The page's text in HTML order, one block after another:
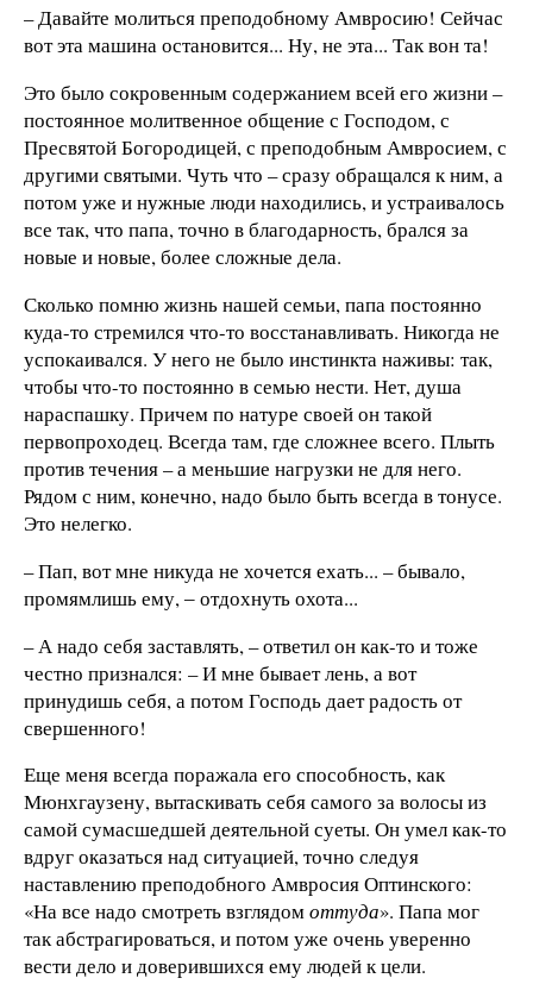
– Давайте молиться преподобному Амвросию! Сейчас
вот эта машина остановится... Ну, не эта... Так вон та!
Это было сокровенным содержанием всей его жизни –
постоянное молитвенное общение с Господом, с
Пресвятой Богородицей, с преподобным Амвросием, с
другими святыми. Чуть что – сразу обращался к ним, а
потом уже и нужные люди находились, и устраивалось
все так, что папа, точно в благодарность, брался за
новые и новые, более сложные дела.
Сколько помню жизнь нашей семьи, папа постоянно
куда-то стремился что-то восстанавливать. Никогда не
успокаивался. У него не было инстинкта наживы: так,
чтобы что-то постоянно в семью нести. Нет, душа
нараспашку. Причем по натуре своей он такой
первопроходец. Всегда там, где сложнее всего. Плыть
против течения – а меньшие нагрузки не для него.
Рядом с ним, конечно, надо было быть всегда в тонусе.
Это нелегко.
– Пап, вот мне никуда не хочется ехать... – бывало,
промямлишь ему, ‒ отдохнуть охота...
– А надо себя заставлять, – ответил он как-то и тоже
честно признался: – И мне бывает лень, а вот
принудишь себя, а потом Господь дает радость от
свершенного!
Еще меня всегда поражала его способность, как
Мюнхгаузену, вытаскивать себя самого за волосы из
самой сумасшедшей деятельной суеты. Он умел как-то
вдруг оказаться над ситуацией, точно следуя
наставлению преподобного Амвросия Оптинского:
«На все надо смотреть взглядомоттуда». Папа мог
так абстрагироваться, и потом уже очень уверенно
вести дело и доверившихся ему людей к цели.